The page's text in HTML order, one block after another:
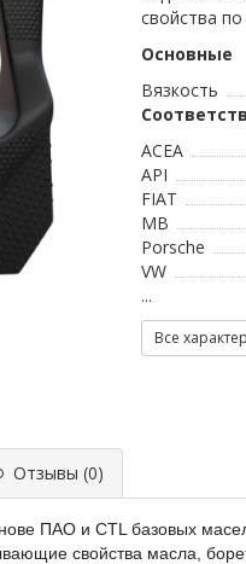
свойства по
Основные
Вязкость
ACEA
API
FIAT
MB
Porsche
VW
...
Все
Отзывы (0)
ПАО и CTL базовых
свойства масла,